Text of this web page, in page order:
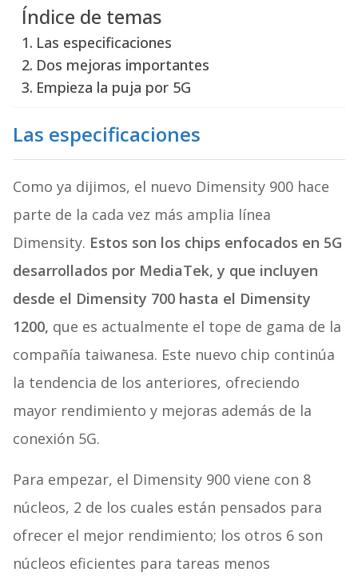
Índice de temas
Las especificaciones
Dos mejoras importantes
Empieza la puja por 5G
Las especificaciones
Como ya dijimos, el nuevo Dimensity 900 hace
parte de la cada vez más amplia línea
Dimensity. Estos son los chips enfocados en 5G
desarrollados por MediaTek, y que incluyen
desde el Dimensity 700 hasta el Dimensity
1200, que es actualmente el tope de gama de la
compañía taiwanesa. Este nuevo chip continúa
la tendencia de los anteriores, ofreciendo
mayor rendimiento y mejoras además de la
conexión 5G.
Para empezar, el Dimensity 900 viene con 8
núcleos, 2 de los cuales están pensados para
ofrecer el mejor rendimiento; los otros 6 son
núcleos eficientes para tareas menos